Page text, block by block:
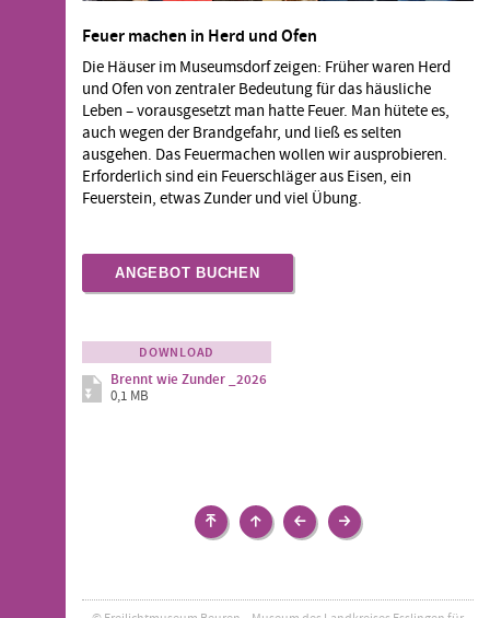
Feuer machen in Herd und Ofen
Die Häuser im Museumsdorf zeigen: Früher waren Herd
und Ofen von zentraler Bedeutung für das häusliche
Leben – vorausgesetzt man hatte Feuer. Man hütete es,
auch wegen der Brandgefahr, und ließ es selten
ausgehen. Das Feuermachen wollen wir ausprobieren.
Erforderlich sind ein Feuerschläger aus Eisen, ein
Feuerstein, etwas Zunder und viel Übung.
ANGEBOT BUCHEN
DOWNLOAD
Brennt wie Zunder _2026
0,1 MB
Schulen
&
Schulen
&
Weiterführende
Vom
Korn
Brunnen,
Hüle,